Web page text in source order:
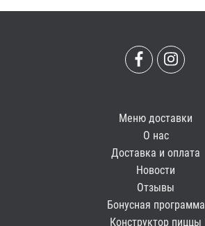
Меню доставки
О нас
Доставка и оплата
Новости
Отзывы
Бонусная программа
Конструктор пиццы